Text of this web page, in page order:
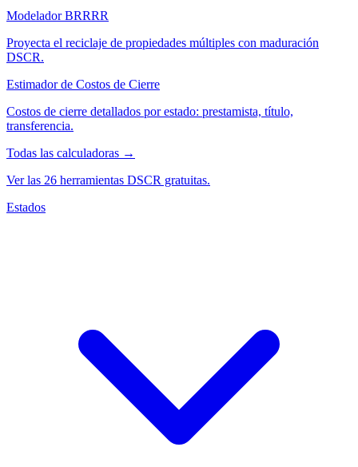
Modelador BRRRR
Proyecta el reciclaje de propiedades múltiples con maduración
DSCR.
Estimador de Costos de Cierre
Costos de cierre detallados por estado: prestamista, título,
transferencia.
Todas las calculadoras →
Ver las 26 herramientas DSCR gratuitas.
Estados